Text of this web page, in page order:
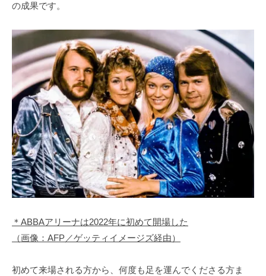
の成果です。
＊ABBAアリーナは2022年に初めて開場した
（画像：AFP／ゲッティイメージズ経由）
初めて来場される方から、何度も足を運んでくださる方ま